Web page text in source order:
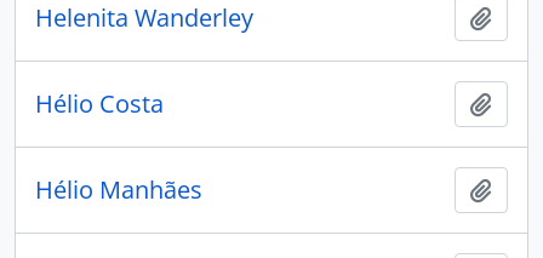
Helenita Wanderley
Hélio Costa
Hélio Manhães